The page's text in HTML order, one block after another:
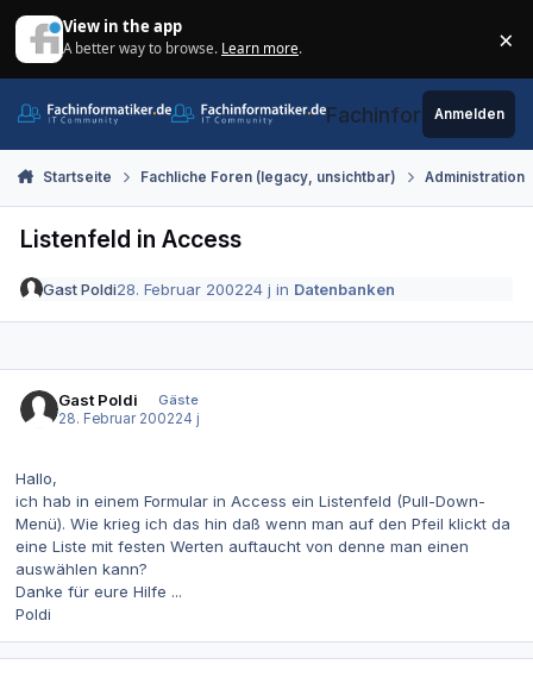
View in the app
A better way to browse. Learn more. ×
Fachinformatiker.de
Anmelden
Startseite Fachliche Foren (legacy, unsichtbar) Administration
Listenfeld in Access
Gast Poldi28. Februar 200224 j in Datenbanken
Gast Poldi
Gäste
28. Februar 200224 j
Hallo,
ich hab in einem Formular in Access ein Listenfeld (Pull-Down-
Menü). Wie krieg ich das hin daß wenn man auf den Pfeil klickt da
eine Liste mit festen Werten auftaucht von denne man einen
auswählen kann?
Danke für eure Hilfe ...
Poldi